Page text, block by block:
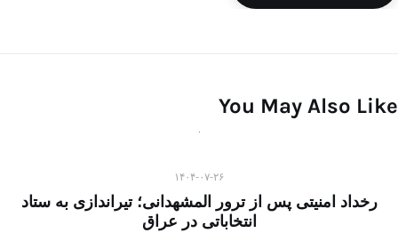
You May Also Like
۱۴۰۴-۰۷-۲۶
رخداد امنیتی پس از ترور المشهدانی؛ تیراندازی به ستاد
انتخاباتی در عراق